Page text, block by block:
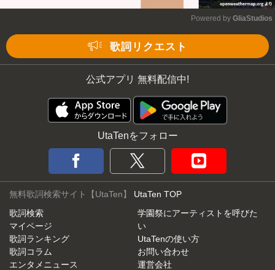
Powered by GliaStudios
歌詞リクエスト
公式アプリ 無料配信中!
UtaTenをフォロー
無料歌詞検索サイト【UtaTen】 UtaTen TOP
歌詞検索
マイページ
歌詞ランキング
歌詞コラム
エンタメニュース
学園祭にアーティストを呼びた
い
UtaTenの使い方
お問い合わせ
運営会社